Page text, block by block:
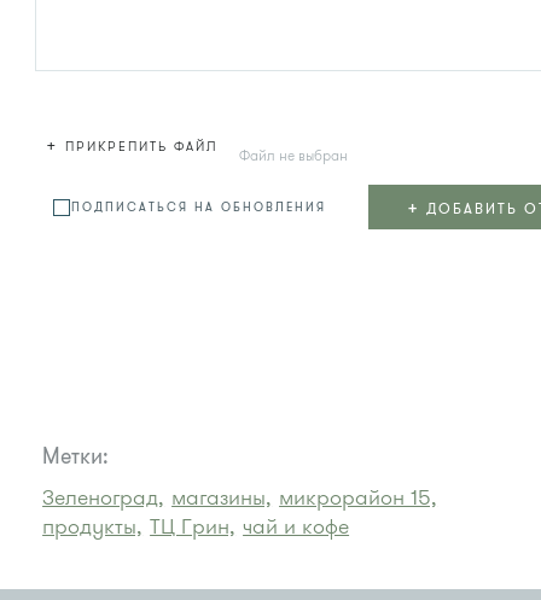
+ ПРИКРЕПИТЬ ФАЙЛ Файл не выбран
ПОДПИСАТЬСЯ НА ОБНОВЛЕНИЯ + ДОБАВИТЬ
Метки:
Зеленоград, магазины, микрорайон 15,
продукты, ТЦ Грин, чай и кофе